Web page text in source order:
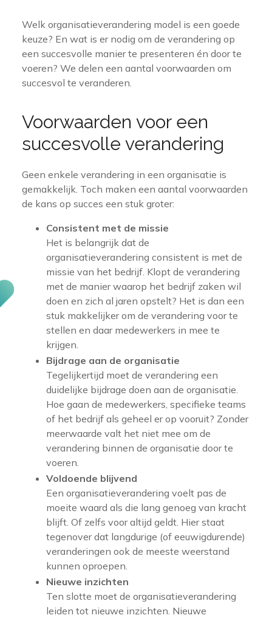
Welk organisatieverandering model is een goede
keuze? En wat is er nodig om de verandering op
een succesvolle manier te presenteren én door te
voeren? We delen een aantal voorwaarden om
succesvol te veranderen.
Voorwaarden voor een
succesvolle verandering
Geen enkele verandering in een organisatie is
gemakkelijk. Toch maken een aantal voorwaarden
de kans op succes een stuk groter:
Consistent met de missie
Het is belangrijk dat de
organisatieverandering consistent is met de
missie van het bedrijf. Klopt de verandering
met de manier waarop het bedrijf zaken wil
doen en zich al jaren opstelt? Het is dan een
stuk makkelijker om de verandering voor te
stellen en daar medewerkers in mee te
krijgen.
Bijdrage aan de organisatie
Tegelijkertijd moet de verandering een
duidelijke bijdrage doen aan de organisatie.
Hoe gaan de medewerkers, specifieke teams
of het bedrijf als geheel er op vooruit? Zonder
meerwaarde valt het niet mee om de
verandering binnen de organisatie door te
voeren.
Voldoende blijvend
Een organisatieverandering voelt pas de
moeite waard als die lang genoeg van kracht
blijft. Of zelfs voor altijd geldt. Hier staat
tegenover dat langdurige (of eeuwigdurende)
veranderingen ook de meeste weerstand
kunnen oproepen.
Nieuwe inzichten
Ten slotte moet de organisatieverandering
leiden tot nieuwe inzichten. Nieuwe